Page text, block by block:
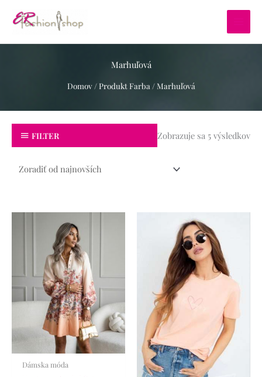
Marhuľová
Domov/ Produkt Farba / Marhuľová
FILTER Zobrazuje sa 5 výsledkov
Dámska móda